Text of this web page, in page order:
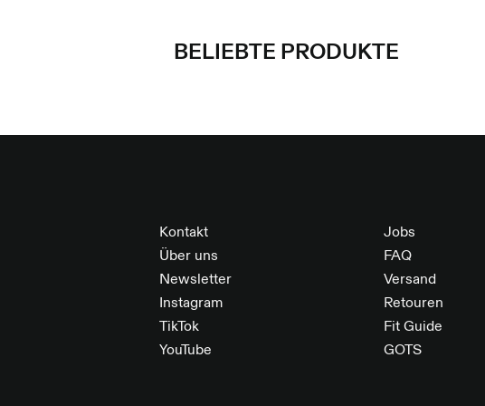
BELIEBTE PRODUKTE
Kontakt
Über uns
Newsletter
Instagram
TikTok
YouTube
Jobs
FAQ
Versand
Retouren
Fit Guide
GOTS